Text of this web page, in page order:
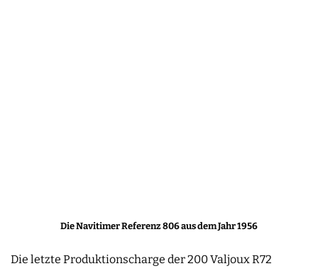
Die Navitimer Referenz 806 aus dem Jahr 1956
Die letzte Produktionscharge der 200 Valjoux R72